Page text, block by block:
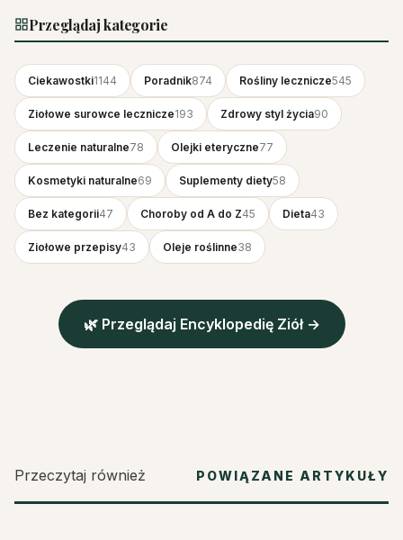
Przeglądaj kategorie
Ciekawostki1144 Poradnik874 Rośliny lecznicze545
Ziołowe surowce lecznicze193 Zdrowy styl życia90
Leczenie naturalne78 Olejki eteryczne77
Kosmetyki naturalne69 Suplementy diety58
Bez kategorii47 Choroby od A do Z45 Dieta43
Ziołowe przepisy43 Oleje roślinne38
🌿 Przeglądaj Encyklopedię Ziół →
Przeczytaj również POWIĄZANE ARTYKUŁY